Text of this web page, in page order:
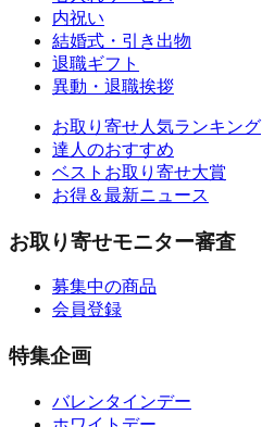
内祝い
結婚式・引き出物
退職ギフト
異動・退職挨拶
お取り寄せ人気ランキング
達人のおすすめ
ベストお取り寄せ大賞
お得＆最新ニュース
お取り寄せモニター審査
募集中の商品
会員登録
特集企画
バレンタインデー